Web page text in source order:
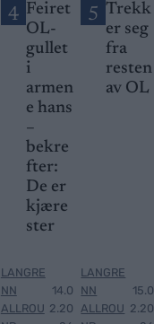
4 Feiret
OL-
gullet
i
armen
e hans
–
bekre
fter:
De er
kjære
ster
LANGRE
NN
ALLROU
14.0
2.20
5 Trekk
er seg
fra
resten
av OL
LANGRE
NN
ALLROU
15.0
2.20